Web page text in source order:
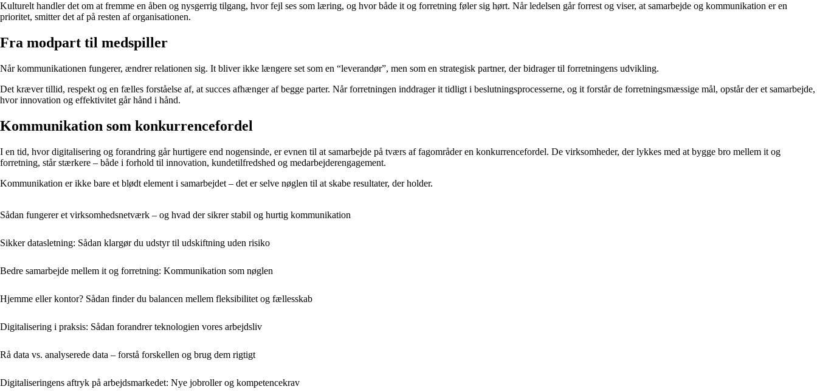
Kulturelt handler det om at fremme en åben og nysgerrig tilgang, hvor fejl ses som læring, og hvor både it og forretning føler sig hørt. Når ledelsen går forrest og viser, at samarbejde og kommunikation er en
prioritet, smitter det af på resten af organisationen.
Fra modpart til medspiller
Når kommunikationen fungerer, ændrer relationen sig. It bliver ikke længere set som en “leverandør”, men som en strategisk partner, der bidrager til forretningens udvikling.
Det kræver tillid, respekt og en fælles forståelse af, at succes afhænger af begge parter. Når forretningen inddrager it tidligt i beslutningsprocesserne, og it forstår de forretningsmæssige mål, opstår der et samarbejde,
hvor innovation og effektivitet går hånd i hånd.
Kommunikation som konkurrencefordel
I en tid, hvor digitalisering og forandring går hurtigere end nogensinde, er evnen til at samarbejde på tværs af fagområder en konkurrencefordel. De virksomheder, der lykkes med at bygge bro mellem it og
forretning, står stærkere – både i forhold til innovation, kundetilfredshed og medarbejderengagement.
Kommunikation er ikke bare et blødt element i samarbejdet – det er selve nøglen til at skabe resultater, der holder.
Sådan fungerer et virksomhedsnetværk – og hvad der sikrer stabil og hurtig kommunikation
Sikker datasletning: Sådan klargør du udstyr til udskiftning uden risiko
Bedre samarbejde mellem it og forretning: Kommunikation som nøglen
Hjemme eller kontor? Sådan finder du balancen mellem fleksibilitet og fællesskab
Digitalisering i praksis: Sådan forandrer teknologien vores arbejdsliv
Rå data vs. analyserede data – forstå forskellen og brug dem rigtigt
Digitaliseringens aftryk på arbejdsmarkedet: Nye jobroller og kompetencekrav